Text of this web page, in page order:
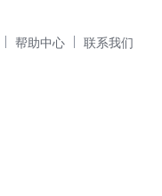
帮助中心 联系我们